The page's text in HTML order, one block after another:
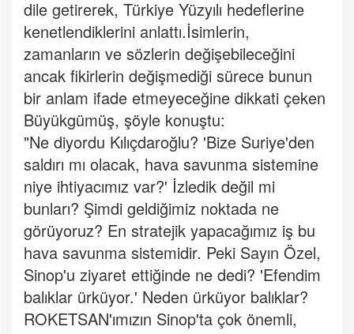
dile getirerek, Türkiye Yüzyılı hedeflerine
kenetlendiklerini anlattı.İsimlerin,
zamanların ve sözlerin değişebileceğini
ancak fikirlerin değişmediği sürece bunun
bir anlam ifade etmeyeceğine dikkati çeken
Büyükgümüş, şöyle konuştu:
"Ne diyordu Kılıçdaroğlu? 'Bize Suriye'den
saldırı mı olacak, hava savunma sistemine
niye ihtiyacımız var?' İzledik değil mi
bunları? Şimdi geldiğimiz noktada ne
görüyoruz? En stratejik yapacağımız iş bu
hava savunma sistemidir. Peki Sayın Özel,
Sinop'u ziyaret ettiğinde ne dedi? 'Efendim
balıklar ürküyor.' Neden ürküyor balıklar?
ROKETSAN'ımızın Sinop'ta çok önemli,